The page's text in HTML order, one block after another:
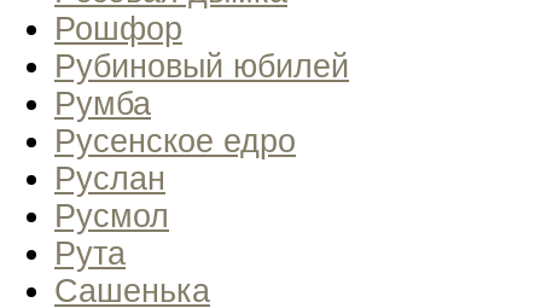
Рошфор
Рубиновый юбилей
Румба
Русенское едро
Руслан
Русмол
Рута
Сашенька